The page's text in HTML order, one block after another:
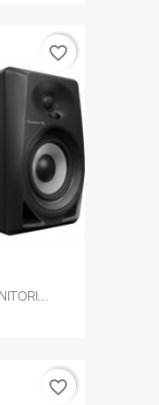
favorite_border
favorite_border